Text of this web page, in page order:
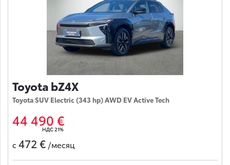
Toyota bZ4X
Toyota SUV Electric (343 hp) AWD EV Active Tech
44 490 €
НДС 21%
с 472 € /месяц